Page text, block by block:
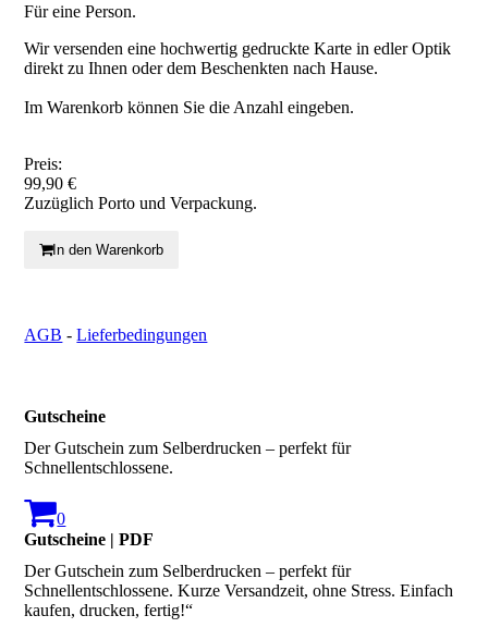
Für eine Person.
Wir versenden eine hochwertig gedruckte Karte in edler Optik
direkt zu Ihnen oder dem Beschenkten nach Hause.
Im Warenkorb können Sie die Anzahl eingeben.
Preis:
99,90 €
Zuzüglich Porto und Verpackung.
In den Warenkorb
AGB -Lieferbedingungen
Gutscheine
Der Gutschein zum Selberdrucken – perfekt für
Schnellentschlossene.
0
Gutscheine | PDF
Der Gutschein zum Selberdrucken – perfekt für
Schnellentschlossene. Kurze Versandzeit, ohne Stress. Einfach
kaufen, drucken, fertig!“